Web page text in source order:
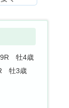
牡4歳
牡3歳